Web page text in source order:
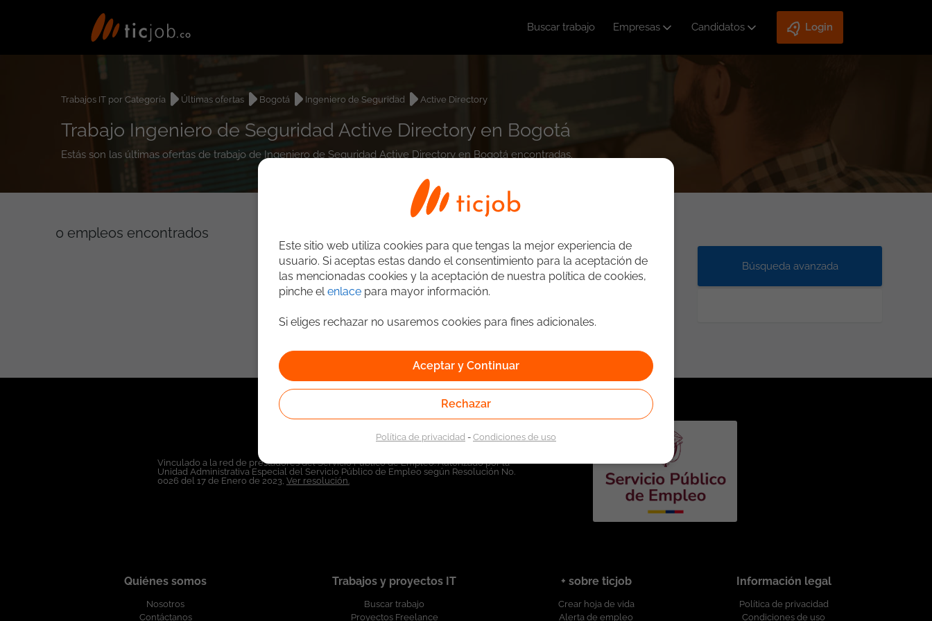
Buscar trabajo Empresas Candidatos Login
Trabajos IT por Categoría Últimas ofertas Bogotá Ingeniero de Seguridad Active Directory
Trabajo Ingeniero de Seguridad Active Directory en Bogotá
Estás son las últimas ofertas de trabajo de Ingeniero de Seguridad Active Directory en Bogotá encontradas.
0 empleos encontrados
Búsqueda avanzada
Vinculado a la red de prestadores del Servicio Público de Empleo. Autorizado por la
Unidad Administrativa Especial del Servicio Público de Empleo según Resolución No.
0026 del 17 de Enero de 2023, Ver resolución.
Quiénes somos
Nosotros
Contáctanos
Trabajos y proyectos IT
Buscar trabajo
Proyectos Freelance
+ sobre ticjob
Crear hoja de vida
Alerta de empleo
Información legal
Política de privacidad
Condiciones de uso
Este sitio web utiliza cookies para que tengas la mejor experiencia de
usuario. Si aceptas estas dando el consentimiento para la aceptación de
las mencionadas cookies y la aceptación de nuestra política de cookies,
pinche elenlace para mayor información.
Si eliges rechazar no usaremos cookies para fines adicionales.
Aceptar y Continuar
Rechazar
Política de privacidad -Condiciones de uso